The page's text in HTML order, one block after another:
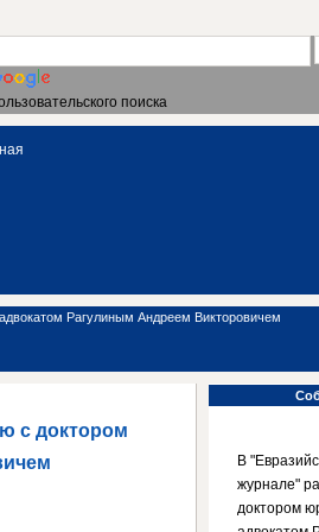
поиска
Рагулиным Андреем Викторовичем
с доктором
В
журнале"
доктором